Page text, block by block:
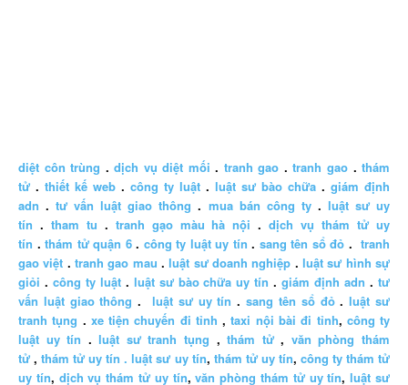
diệt côn trùng .dịch vụ diệt mối . tranh gao .tranh gao .thám
tử . thiết kế web . công ty luật . luật sư bào chữa . giám định
adn .tư vấn luật giao thông . mua bán công ty. luật sư uy
tín . tham tu . tranh gạo màu hà nội .dịch vụ thám tử uy
tín .thám tử quận 6. công ty luật uy tín . sang tên sổ đỏ .tranh
gao việt .tranh gao mau .luật sư doanh nghiệp .luật sư hình sự
giỏi . công ty luật. luật sư bào chữa uy tín .giám định adn .tư
vấn luật giao thông . luật sư uy tín .sang tên sổ đỏ.luật sư
tranh tụng . xe tiện chuyến đi tỉnh ,taxi nội bài đi tỉnh, công ty
luật uy tín .luật sư tranh tụng ,thám tử, văn phòng thám
tử ,thám tử uy tín . luật sư uy tín, thám tử uy tín, công ty thám tử
uy tín, dịch vụ thám tử uy tín,văn phòng thám tử uy tín,luật sư